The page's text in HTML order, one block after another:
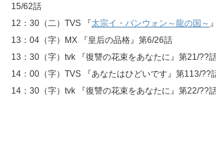
15/62話
12：30（二）TVS 『太宗イ・バンウォン～龍の国～
13：04（字）MX 『皇后の品格』第6/26話
13：30（字）tvk 『復讐の花束をあなたに』第21/??
14：00（字）TVS 『あなたはひどいです』第113/??
14：30（字）tvk 『復讐の花束をあなたに』第22/??